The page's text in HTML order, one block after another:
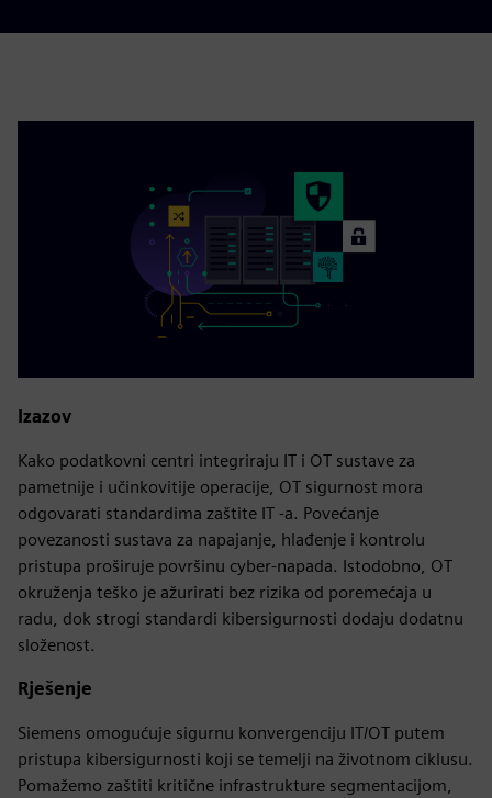
Izazov
Kako podatkovni centri integriraju IT i OT sustave za
pametnije i učinkovitije operacije, OT sigurnost mora
odgovarati standardima zaštite IT -a. Povećanje
povezanosti sustava za napajanje, hlađenje i kontrolu
pristupa proširuje površinu cyber-napada. Istodobno, OT
okruženja teško je ažurirati bez rizika od poremećaja u
radu, dok strogi standardi kibersigurnosti dodaju dodatnu
složenost.
Rješenje
Siemens omogućuje sigurnu konvergenciju IT/OT putem
pristupa kibersigurnosti koji se temelji na životnom ciklusu.
Pomažemo zaštiti kritične infrastrukture segmentacijom,